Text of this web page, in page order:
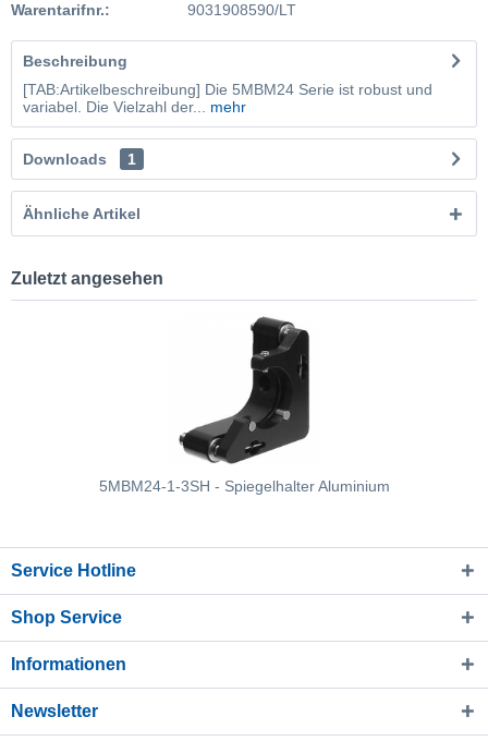
Warentarifnr.:
9031908590/LT
Beschreibung
[TAB:Artikelbeschreibung] Die 5MBM24 Serie ist robust und
variabel. Die Vielzahl der...
mehr
Downloads 1
Ähnliche Artikel
Zuletzt angesehen
5MBM24-1-3SH - Spiegelhalter Aluminium
Service Hotline
Shop Service
Informationen
Newsletter